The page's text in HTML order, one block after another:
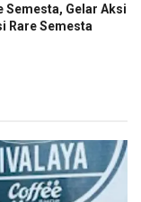
Semesta, Gelar Aksi
Rare Semesta